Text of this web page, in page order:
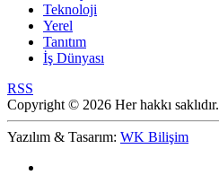
Teknoloji
Yerel
Tanıtım
İş Dünyası
RSS
Copyright © 2026 Her hakkı saklıdır.
Yazılım & Tasarım: WK Bilişim